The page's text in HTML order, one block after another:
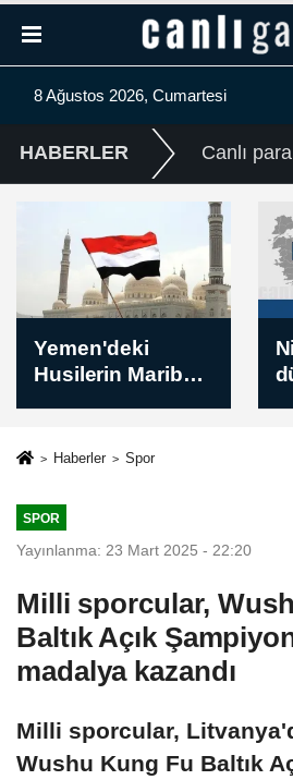
8 Ağustos 2026, Cumartesi
HABERLER Canlı para
Niğde’de
düzenlenen
tamamlandı
A
Haberler Spor
SPOR
Yayınlanma: 23 Mart 2025 - 22:20
Milli sporcular,
Baltık Açık
madalya kazandı
Milli sporcular,
Wushu Kung Fu Baltık